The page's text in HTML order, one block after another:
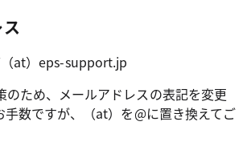
at）eps-support.jp
ため、メールアドレスの表記を変更
手数ですが、（at）を@に置き換えてご